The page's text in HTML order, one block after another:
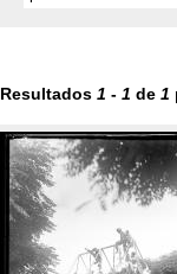
Resultados 1 - 1 de 1